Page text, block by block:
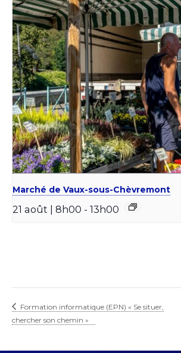
Marché de Vaux-sous-Chèvremont
21 août | 8h00 - 13h00
Formation informatique (EPN) « Se situer,
chercher son chemin »